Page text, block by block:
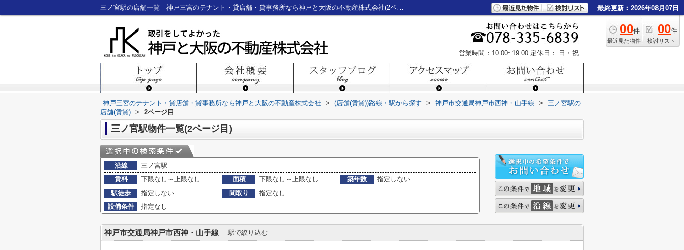
三ノ宮駅の店舗一覧｜神戸三宮のテナント・貸店舗・貸事務所なら神戸と大阪の不動産株式会社(2ページ目) 最終更新：2026年08月07日
00件
最近見た物件
00件
検討リスト
営業時間：10:00~19:00 定休日： 日・祝
神戸三宮のテナント・貸店舗・貸事務所なら神戸と大阪の不動産株式会社 > (店舗(賃貸))路線・駅から探す > 神戸市交通局神戸市西神・山手線 >
三ノ宮駅の
店舗(賃貸) > 2ページ目
三ノ宮駅物件一覧(2ページ目)
沿線
三ノ宮駅
賃料
下限なし～上限なし 面積 下限なし～上限なし 築年数
指定しない
駅徒歩
指定しない 間取り
指定なし
設備条件
指定なし
神戸市交通局神戸市西神・山手線 駅で絞り込む